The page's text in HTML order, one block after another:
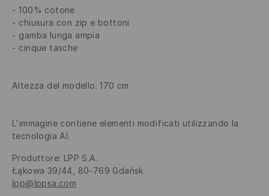
100% cotone
chiusura con zip e bottoni
gamba lunga ampia
cinque tasche
Altezza del modello: 170 cm
L'immagine contiene elementi modificati utilizzando la
tecnologia AI.
Produttore: LPP S.A.
Łąkowa 39/44, 80-769 Gdańsk
lpp@lppsa.com